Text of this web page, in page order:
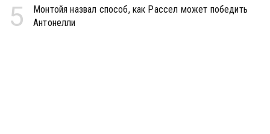
5
Монтойя назвал способ, как Рассел может победить
Антонелли